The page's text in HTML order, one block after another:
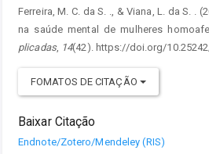
Ferreira, M. C. da S. ., & Viana, L. da S. .
na saúde mental de mulheres
plicadas, 14(42). https://doi.org/
FOMATOS DE CITAÇÃO
Baixar Citação
Endnote/Zotero/Mendeley (RIS)